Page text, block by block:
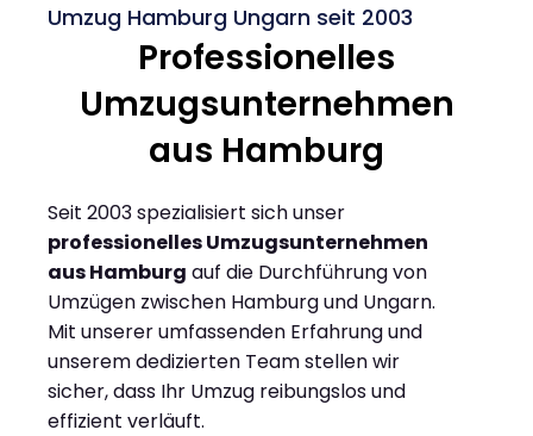
Umzug Hamburg Ungarn seit 2003
Professionelles
Umzugsunternehmen
aus Hamburg
Seit 2003 spezialisiert sich unser
professionelles Umzugsunternehmen
aus Hamburg auf die Durchführung von
Umzügen zwischen Hamburg und Ungarn.
Mit unserer umfassenden Erfahrung und
unserem dedizierten Team stellen wir
sicher, dass Ihr Umzug reibungslos und
effizient verläuft.